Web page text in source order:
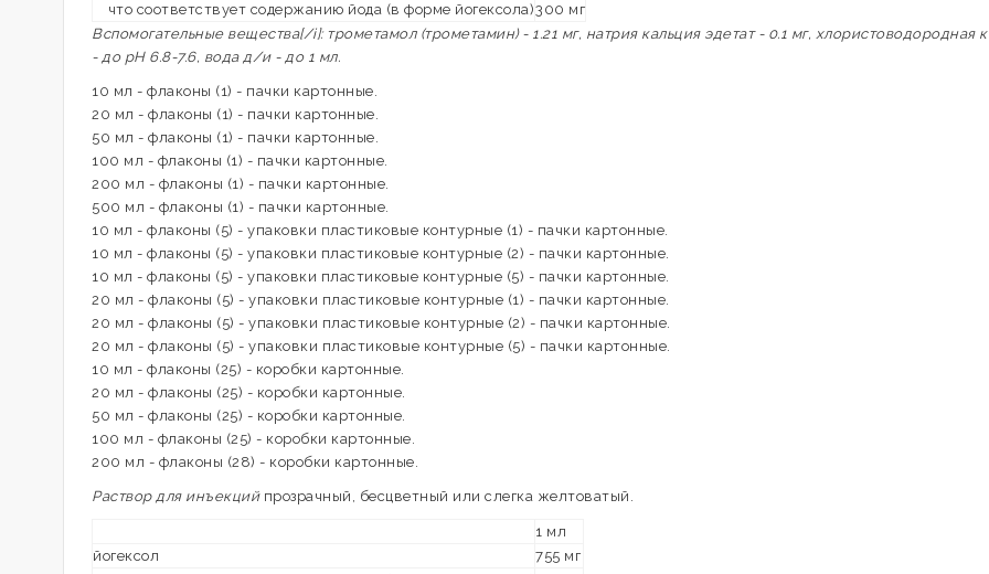
что соответствует содержанию йода (в форме йогексола)300 мг
Вспомогательные вещества[/i]: трометамол (трометамин) - 1.21 мг, натрия кальция эдетат - 0.1 мг, хлористоводородная
- до pH 6.8-7.6, вода д/и - до 1 мл.
10 мл - флаконы (1) - пачки картонные.
20 мл - флаконы (1) - пачки картонные.
50 мл - флаконы (1) - пачки картонные.
100 мл - флаконы (1) - пачки картонные.
200 мл - флаконы (1) - пачки картонные.
500 мл - флаконы (1) - пачки картонные.
10 мл - флаконы (5) - упаковки пластиковые контурные (1) - пачки картонные.
10 мл - флаконы (5) - упаковки пластиковые контурные (2) - пачки картонные.
10 мл - флаконы (5) - упаковки пластиковые контурные (5) - пачки картонные.
20 мл - флаконы (5) - упаковки пластиковые контурные (1) - пачки картонные.
20 мл - флаконы (5) - упаковки пластиковые контурные (2) - пачки картонные.
20 мл - флаконы (5) - упаковки пластиковые контурные (5) - пачки картонные.
10 мл - флаконы (25) - коробки картонные.
20 мл - флаконы (25) - коробки картонные.
50 мл - флаконы (25) - коробки картонные.
100 мл - флаконы (25) - коробки картонные.
200 мл - флаконы (28) - коробки картонные.
Раствор для инъекцийпрозрачный, бесцветный или слегка желтоватый.
1 мл
йогексол
755 мг